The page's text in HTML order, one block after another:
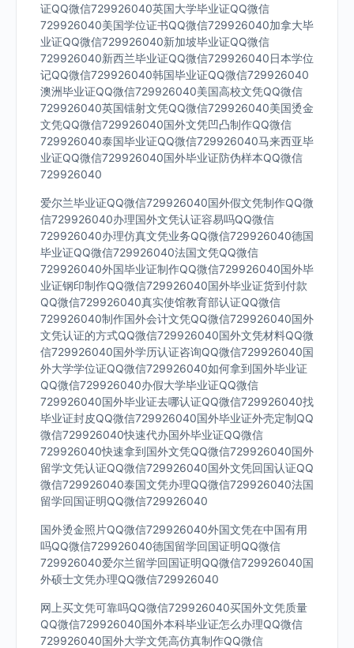
证QQ微信729926040英国大学毕业证QQ微信
729926040美国学位证书QQ微信729926040加拿大毕
业证QQ微信729926040新加坡毕业证QQ微信
729926040新西兰毕业证QQ微信729926040日本学位
记QQ微信729926040韩国毕业证QQ微信729926040
澳洲毕业证QQ微信729926040美国高校文凭QQ微信
729926040英国镭射文凭QQ微信729926040美国烫金
文凭QQ微信729926040国外文凭凹凸制作QQ微信
729926040泰国毕业证QQ微信729926040马来西亚毕
业证QQ微信729926040国外毕业证防伪样本QQ微信
729926040
爱尔兰毕业证QQ微信729926040国外假文凭制作QQ微
信729926040办理国外文凭认证容易吗QQ微信
729926040办理仿真文凭业务QQ微信729926040德国
毕业证QQ微信729926040法国文凭QQ微信
729926040外国毕业证制作QQ微信729926040国外毕
业证钢印制作QQ微信729926040国外毕业证货到付款
QQ微信729926040真实使馆教育部认证QQ微信
729926040制作国外会计文凭QQ微信729926040国外
文凭认证的方式QQ微信729926040国外文凭材料QQ微
信729926040国外学历认证咨询QQ微信729926040国
外大学学位证QQ微信729926040如何拿到国外毕业证
QQ微信729926040办假大学毕业证QQ微信
729926040国外毕业证去哪认证QQ微信729926040找
毕业证封皮QQ微信729926040国外毕业证外壳定制QQ
微信729926040快速代办国外毕业证QQ微信
729926040快速拿到国外文凭QQ微信729926040国外
留学文凭认证QQ微信729926040国外文凭回国认证QQ
微信729926040泰国文凭办理QQ微信729926040法国
留学回国证明QQ微信729926040
国外烫金照片QQ微信729926040外国文凭在中国有用
吗QQ微信729926040德国留学回国证明QQ微信
729926040爱尔兰留学回国证明QQ微信729926040国
外硕士文凭办理QQ微信729926040
网上买文凭可靠吗QQ微信729926040买国外文凭质量
QQ微信729926040国外本科毕业证怎么办理QQ微信
729926040国外大学文凭高仿真制作QQ微信